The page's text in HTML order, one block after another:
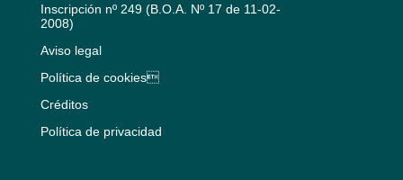
Inscripción nº 249 (B.O.A. Nº 17 de 11-02-
2008)
Aviso legal
Política de cookies
Créditos
Política de privacidad